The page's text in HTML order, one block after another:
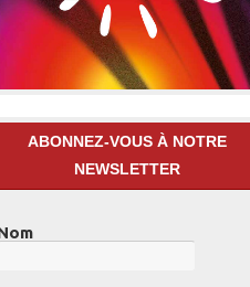
ABONNEZ-VOUS À NOTRE
NEWSLETTER